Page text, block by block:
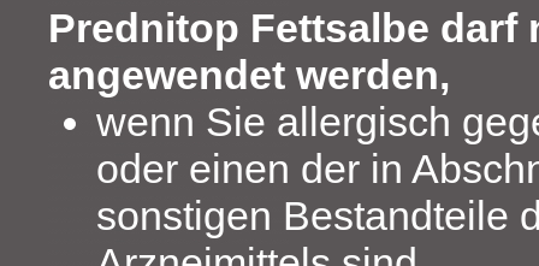
Prednitop Fettsalbe darf
angewendet werden,
wenn Sie allergisch
oder einen der in
sonstigen Bestandteile